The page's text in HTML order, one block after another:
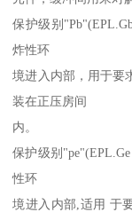
保护级别
炸性环
境进入内部，用于要
装在正压房间
内。
保护级别
性环
境进入内部,适用 于